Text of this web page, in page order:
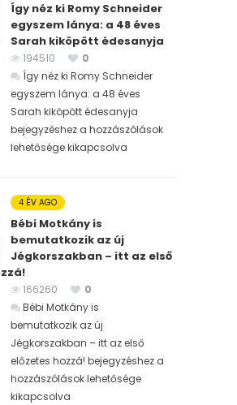
Így néz ki Romy Schneider
egyszem lánya: a 48 éves
Sarah kiköpött édesanyja
194510
0
Így néz ki Romy Schneider
egyszem lánya: a 48 éves
Sarah kiköpött édesanyja
bejegyzéshez a hozzászólások
lehetősége kikapcsolva
4 ÉV AGO
Bébi Motkány is
bemutatkozik az új
Jégkorszakban – itt az első
166260
0
Bébi Motkány is
bemutatkozik az új
Jégkorszakban – itt az első
előzetes hozzá! bejegyzéshez a
hozzászólások lehetősége
kikapcsolva